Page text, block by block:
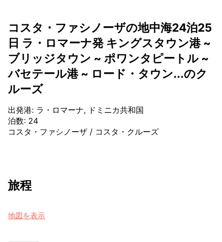
コスタ・ファシノーザの地中海24泊25
日 ラ・ロマーナ発 キングスタウン港 ~
ブリッジタウン ~ ポワンタピートル ~
バセテール港 ~ ロード・タウン...のク
ルーズ
出発港: ラ・ロマーナ, ドミニカ共和国
泊数: 24
コスタ・ファシノーザ / コスタ・クルーズ
旅程
地図を表示